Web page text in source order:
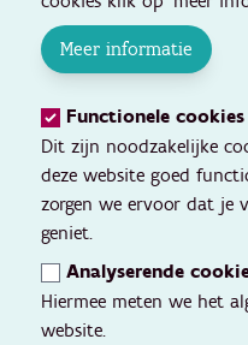
Meer informatie
Functionele cookies
Dit zijn noodzakelijke
deze website goed
zorgen we ervoor dat je
geniet.
Analyserende
Hiermee meten we het
website.